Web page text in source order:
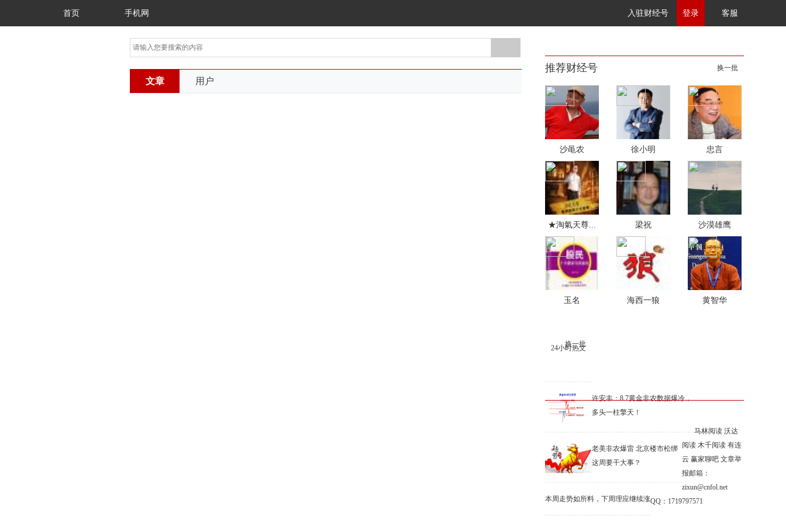
首页 手机网 入驻财经号 登录 客服
文章 用户
推荐财经号 换一批
沙黾农 徐小明 忠言
★淘氣天尊... 梁祝 沙漠雄鹰
玉名 海西一狼 黄智华
24小时热文
换一批
许安丰：8.7黄金非农数据爆冷，
多头一柱擎天！
老美非农爆雷 北京楼市松绑
这周要干大事？
本周走势如所料，下周理应继续涨
马林阅读 沃达
阅读 木千阅读 有连
云 赢家聊吧 文章举
报邮箱：
zixun@cnfol.net
QQ：1719797571